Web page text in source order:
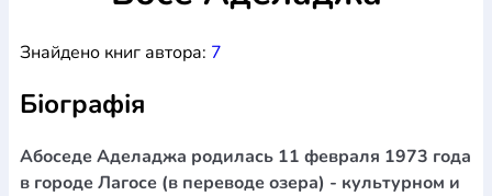
Шлюб і сім`я
Юдаїзм
ПеріодикаАудіо Ручки кулькові
БлокнотиЩоденники / щотижневики
Навчальні мапи Шкіряні вироби МагнітиМеталеві
вироби Міні-лампиНаклейки Настільні ігри Пакети
Знайдено книг автора: 7
Біографія
Абоседе Аделаджа родилась 11 февраля 1973 года
в городе Лагосе (в переводе озера) - культурном и